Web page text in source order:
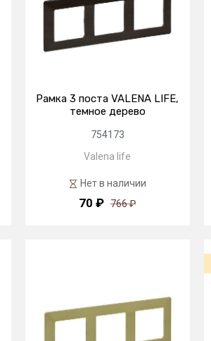
Рамка 3 поста VALENA LIFE,
темное дерево
754173
Valena life
Нет в наличии
70 ₽ 766 ₽